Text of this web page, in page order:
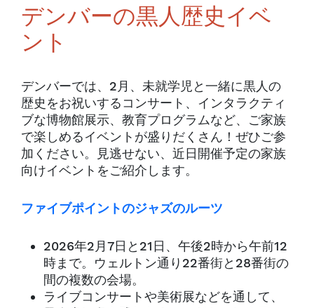
デンバーの黒人歴史イベ
ント
デンバーでは、2月、未就学児と一緒に黒人の
歴史をお祝いするコンサート、インタラクティ
ブな博物館展示、教育プログラムなど、ご家族
で楽しめるイベントが盛りだくさん！ぜひご参
加ください。見逃せない、近日開催予定の家族
向けイベントをご紹介します。
ファイブポイントのジャズのルーツ
2026年2月7日と21日、午後2時から午前12
時まで。ウェルトン通り22番街と28番街の
間の複数の会場。
ライブコンサートや美術展などを通して、